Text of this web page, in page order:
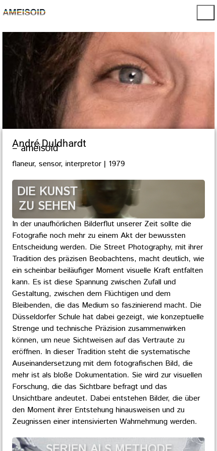
André Duldhardt
– ameisoid
flaneur, sensor, interpretor | 1979
DIE KUNST
ZU SEHEN
In der unaufhörlichen Bilderflut unserer Zeit sollte die
Fotografie noch mehr zu einem Akt der bewussten
Entscheidung werden. Die Street Photography, mit ihrer
Tradition des präzisen Beobachtens, macht deutlich, wie
ein scheinbar beiläufiger Moment visuelle Kraft entfalten
kann. Es ist diese Spannung zwischen Zufall und
Gestaltung, zwischen dem Flüchtigen und dem
Bleibenden, die das Medium so faszinierend macht. Die
Düsseldorfer Schule hat dabei gezeigt, wie konzeptuelle
Strenge und technische Präzision zusammenwirken
können, um neue Sichtweisen auf das Vertraute zu
eröffnen. In dieser Tradition steht die systematische
Auseinandersetzung mit dem fotografischen Bild, die
mehr ist als bloße Dokumentation. Sie wird zur visuellen
Forschung, die das Sichtbare befragt und das
Unsichtbare andeutet. Dabei entstehen Bilder, die über
den Moment ihrer Entstehung hinausweisen und zu
Zeugnissen einer intensivierten Wahrnehmung werden.